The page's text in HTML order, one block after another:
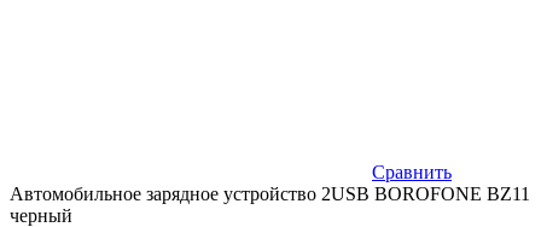
Сравнить
Автомобильное зарядное устройство 2USB BOROFONE BZ11
черный